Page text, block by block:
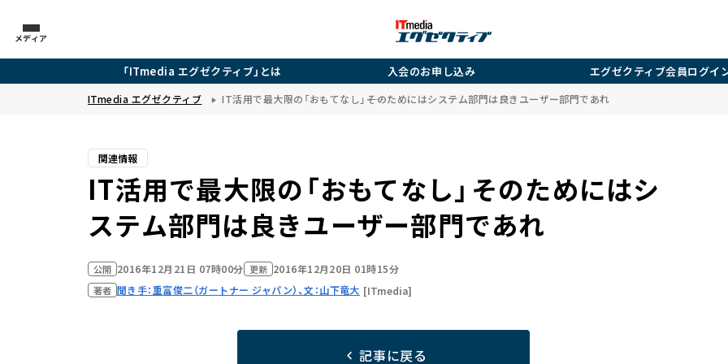
メディア
「ITmedia エグゼクティブ」とは 入会のお申し込み エグゼクティブ会員ログイ
ITmedia エグゼクティブ IT活用で最大限の「おもてなし」――そのためにはシステム部門は良きユーザー部門であれ
関連情報
IT活用で最大限の「おもてなし」――そのためにはシ
ステム部門は良きユーザー部門であれ
公開 2016年12月21日 07時00分 更新 2016年12月20日 01時15分
著者 聞き手：重富俊二（ガートナー ジャパン）、文：山下竜大 [ITmedia]
記事に戻る